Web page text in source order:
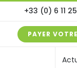
contenu
+33 (0) 6 11
PAYER